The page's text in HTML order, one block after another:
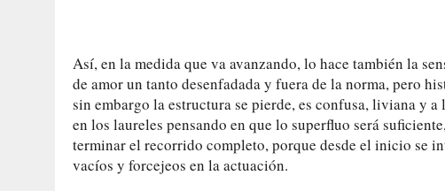
Así, en la medida que va avanzando, lo hace también la
de amor un tanto desenfadada y fuera de la norma, pero
sin embargo la estructura se pierde, es confusa, liviana y a
en los laureles pensando en que lo superfluo será
terminar el recorrido completo, porque desde el inicio se
vacíos y forcejeos en la actuación.